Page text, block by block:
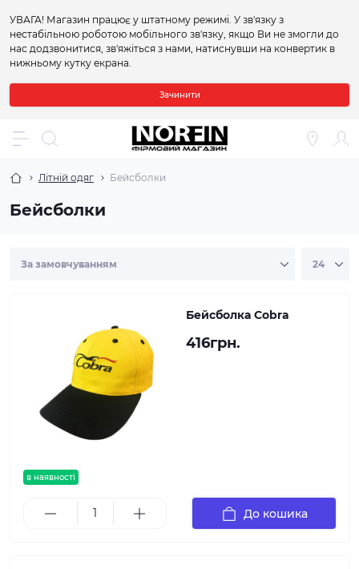
УВАГА! Магазин працює у штатному режимі. У зв'язку з
нестабільною роботою мобільного зв'язку, якщо Ви не змогли до
нас додзвонитися, зв'яжіться з нами, натиснувши на конвертик в
нижньому кутку екрана.
Зачинити
Літній одяг Бейсболки
Бейсболки
в наявності
Бейсболка Cobra
416грн.
До кошика